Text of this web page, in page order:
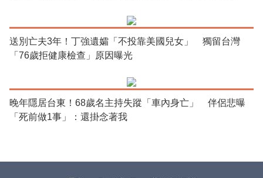
送別亡夫3年！丁強遺孀「不投靠美國兒女」 獨留台灣
「76歲拒健康檢查」原因曝光
晚年隱居台東！68歲名主持失蹤「車內身亡」 伴侶悲曝
「死前做1事」：還掛念著我